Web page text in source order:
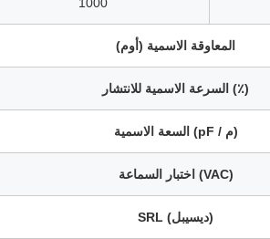
المعاوقة الاسمية (أوم)
السرعة الاسمية للانتشار (٪)
السعة الاسمية (pF / م)
اختبار السماعة (VAC)
SRL (ديسيبل)